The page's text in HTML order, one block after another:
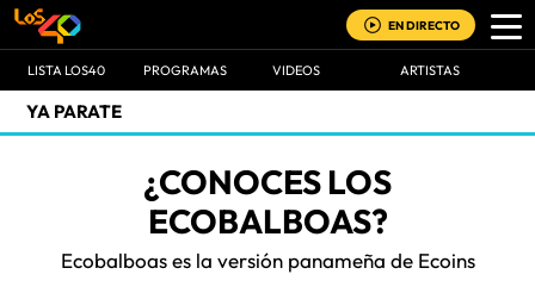
EN DIRECTO
LISTA LOS40 PROGRAMAS VIDEOS ARTISTAS
YA PARATE
¿CONOCES LOS
ECOBALBOAS?
Ecobalboas es la versión panameña de Ecoins